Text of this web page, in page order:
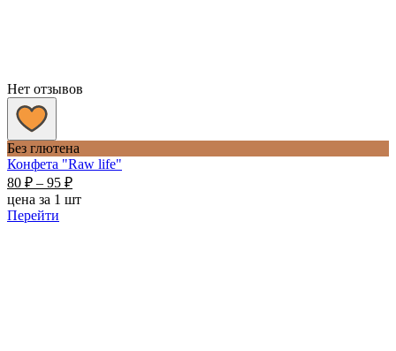
Нет отзывов
Без глютена
Конфета "Raw life"
80 ₽ – 95 ₽Диапазон
цен:
цена за 1 шт
Перейти